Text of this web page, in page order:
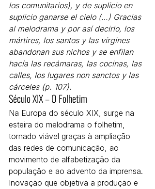
los comunitarios), y de suplicio en
suplicio ganarse el cielo (…) Gracias
al melodrama y por así decirlo, los
mártires, los santos y las vírgines
abandonan sus nichos y se enfilan
hacía las recámaras, las cocinas, las
calles, los lugares non sanctos y las
cárceles (p. 107).
Século XIX – O Folhetim
Na Europa do século XIX, surge na
esteira do melodrama o folhetim,
tornado viável graças à ampliação
das redes de comunicação, ao
movimento de alfabetização da
população e ao advento da imprensa.
Inovação que objetiva a produção e